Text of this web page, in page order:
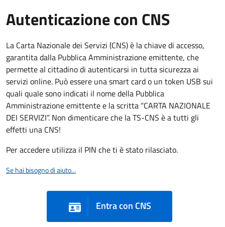
Autenticazione con CNS
La Carta Nazionale dei Servizi (CNS) è la chiave di accesso,
garantita dalla Pubblica Amministrazione emittente, che
permette al cittadino di autenticarsi in tutta sicurezza ai
servizi online. Può essere una smart card o un token USB sui
quali quale sono indicati il nome della Pubblica
Amministrazione emittente e la scritta “CARTA NAZIONALE
DEI SERVIZI”. Non dimenticare che la TS-CNS è a tutti gli
effetti una CNS!
Per accedere utilizza il PIN che ti è stato rilasciato.
Se hai bisogno di aiuto...
Entra con CNS